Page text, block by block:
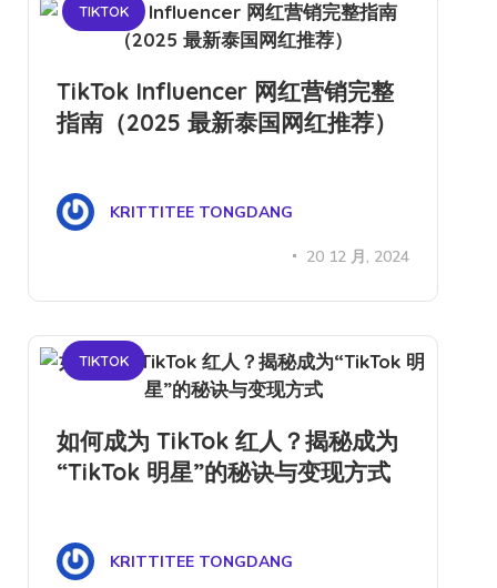
TIKTOK
TikTok Influencer 网红营销完整
指南（2025 最新泰国网红推荐）
KRITTITEE TONGDANG
20 12 月, 2024
TIKTOK
如何成为 TikTok 红人？揭秘成为
“TikTok 明星”的秘诀与变现方式
KRITTITEE TONGDANG